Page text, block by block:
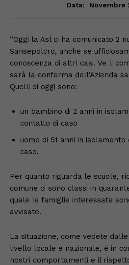
Data: Novembre
“Oggi la Asl ci ha comunicato 2
Sansepolcro, anche se
conoscenza di altri casi. Ve li
sarà la conferma dell’Azienda
Quelli di oggi sono:
un bambino di 2 anni in
contatto di caso
uomo di 51 anni in
caso.
Per quanto riguarda le scuole,
comune ci sono classi in
quale le famiglie interessate
avvisate.
La situazione, come vedete
livello locale e nazionale, è in
nostri comportamenti e il